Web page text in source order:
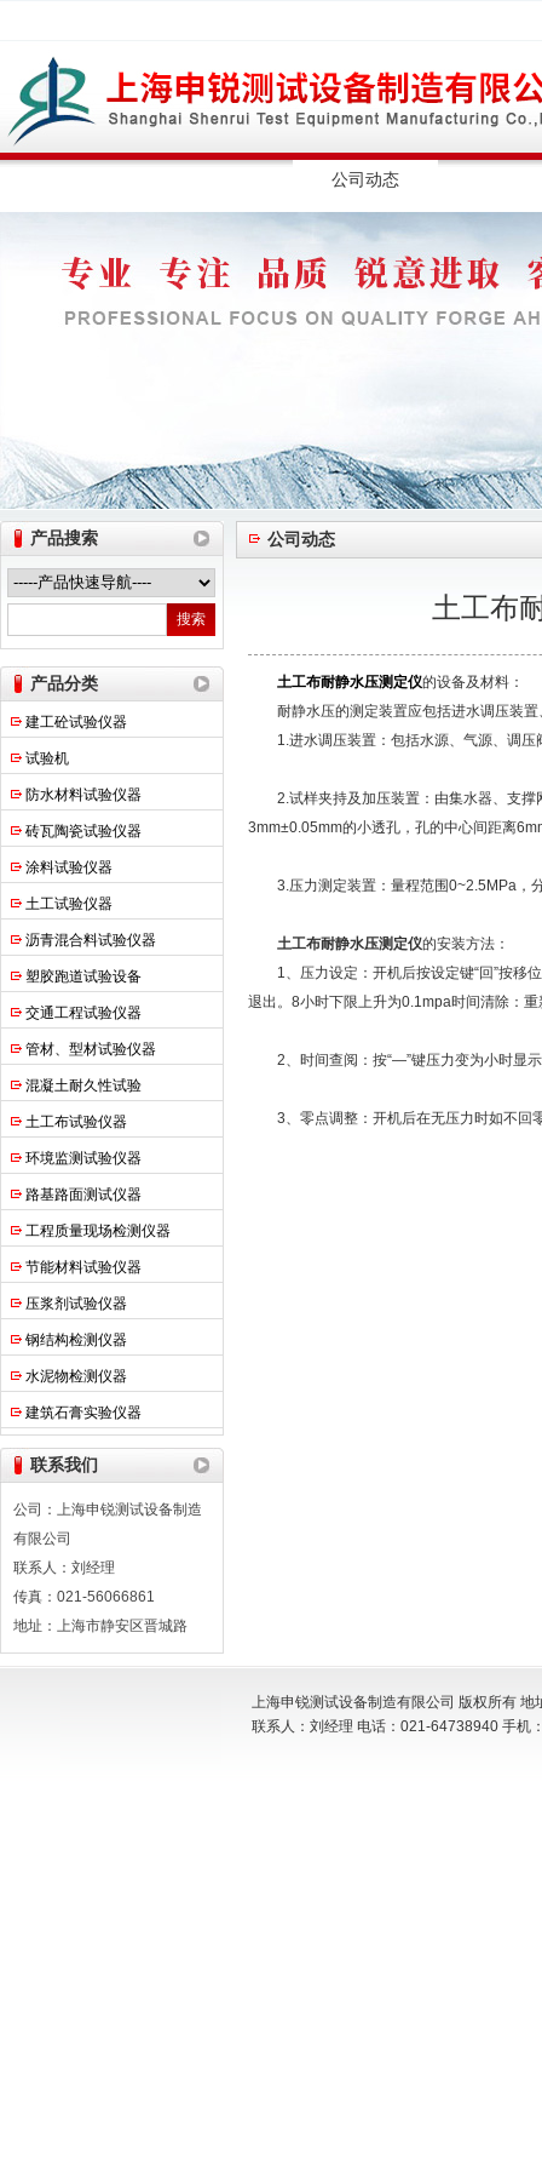
上海申锐测试设备制造有限公司
公司动态
产品搜索
产品分类
建工砼试验仪器
试验机
防水材料试验仪器
砖瓦陶瓷试验仪器
涂料试验仪器
土工试验仪器
沥青混合料试验仪器
塑胶跑道试验设备
交通工程试验仪器
管材、型材试验仪器
混凝土耐久性试验
土工布试验仪器
环境监测试验仪器
路基路面测试仪器
工程质量现场检测仪器
节能材料试验仪器
压浆剂试验仪器
钢结构检测仪器
水泥物检测仪器
建筑石膏实验仪器
联系我们
公司：上海申锐测试设备制造
有限公司
联系人：刘经理
传真：021-56066861
地址：上海市静安区晋城路
公司动态
土工布
土工布耐静水压测定仪的设备及材料：
耐静水压的测定装置应包括进水调压装置
1.进水调压装置：包括水源、气源、调压
2.试样夹持及加压装置：由集水器、支撑
3mm±0.05mm的小透孔，孔的中心间距离
3.压力测定装置：量程范围0~2.5MPa，
土工布耐静水压测定仪的安装方法：
1、压力设定：开机后按设定键“回”按移位
退出。8小时下限上升为0.1mpa时间清除：
2、时间查阅：按“—”键压力变为小时显示
3、零点调整：开机后在无压力时如不回
上海申锐测试设备制造有限公司 版权所有
联系人：刘经理 电话：021-64738940 手